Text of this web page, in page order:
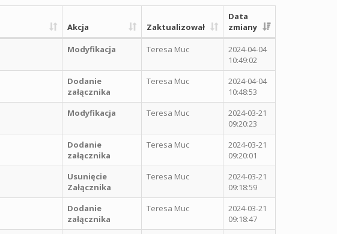
Akcja Zaktualizował
Data
zmiany
Modyfikacja Teresa Muc
2024-04-04
10:49:02
Dodanie
załącznika
Teresa Muc
2024-04-04
10:48:53
Modyfikacja Teresa Muc
2024-03-21
09:20:23
Dodanie
załącznika
Teresa Muc
2024-03-21
09:20:01
Usunięcie
Załącznika
Teresa Muc
2024-03-21
09:18:59
Dodanie
załącznika
Teresa Muc
2024-03-21
09:18:47